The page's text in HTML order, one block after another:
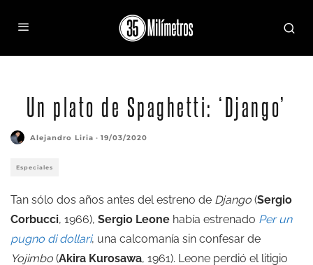
Un plato de Spaghetti: ‘Django’
Alejandro Liria · 19/03/2020
Especiales
Tan sólo dos años antes del estreno de Django (Sergio
Corbucci, 1966), Sergio Leone había estrenado Per un
pugno di dollari, una calcomanía sin confesar de
Yojimbo (Akira Kurosawa, 1961). Leone perdió el litigio